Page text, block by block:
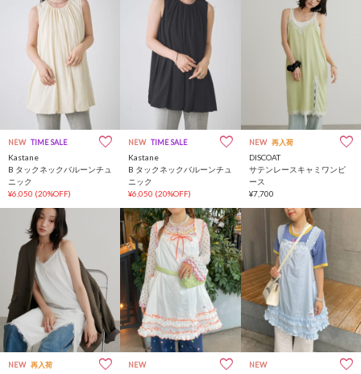
NEW TIME SALE
Kastane
B タックネックバルーンチュ
ニック
¥6,050 (20%OFF)
NEW TIME SALE
Kastane
B タックネックバルーンチュ
ニック
¥6,050 (20%OFF)
NEW 再入荷
DISCOAT
サテンレースキャミワンピ
ース
¥7,700
NEW 再入荷 NEW NEW